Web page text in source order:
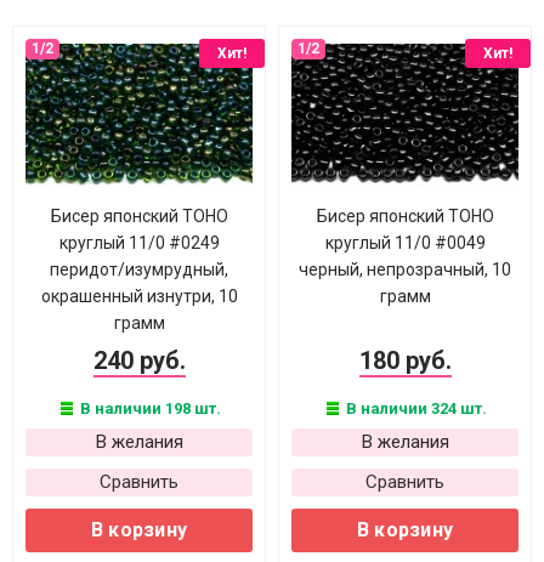
Хит!
Бисер японский TOHO
круглый 11/0 #0249
перидот/изумрудный,
окрашенный изнутри, 10
грамм
240 руб.
В наличии 198 шт.
В желания
Сравнить
В корзину
Хит!
Бисер японский TOHO
круглый 11/0 #0049
черный, непрозрачный, 10
грамм
180 руб.
В наличии 324 шт.
В желания
Сравнить
В корзину